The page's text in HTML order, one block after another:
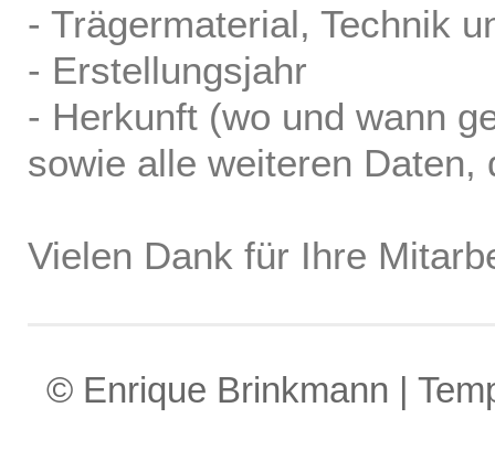
- Trägermaterial, Technik
- Erstellungsjahr
- Herkunft (wo und wann
sowie alle weiteren
Vielen Dank für Ihre
© Enrique Brinkmann |